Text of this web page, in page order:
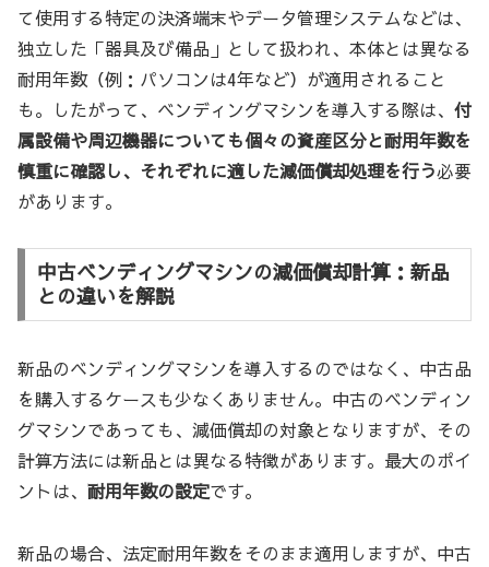
て使用する特定の決済端末やデータ管理システムなどは、
独立した「器具及び備品」として扱われ、本体とは異なる
耐用年数（例：パソコンは4年など）が適用されること
も。したがって、ベンディングマシンを導入する際は、 付
属設備や周辺機器についても個々の資産区分と耐用年数を
慎重に確認し、それぞれに適した減価償却処理を行う必要
があります。
中古ベンディングマシンの減価償却計算：新品
との違いを解説
新品のベンディングマシンを導入するのではなく、中古品
を購入するケースも少なくありません。中古のベンディン
グマシンであっても、減価償却の対象となりますが、その
計算方法には新品とは異なる特徴があります。最大のポイ
ントは、 耐用年数の設定です。
新品の場合、法定耐用年数をそのまま適用しますが、中古